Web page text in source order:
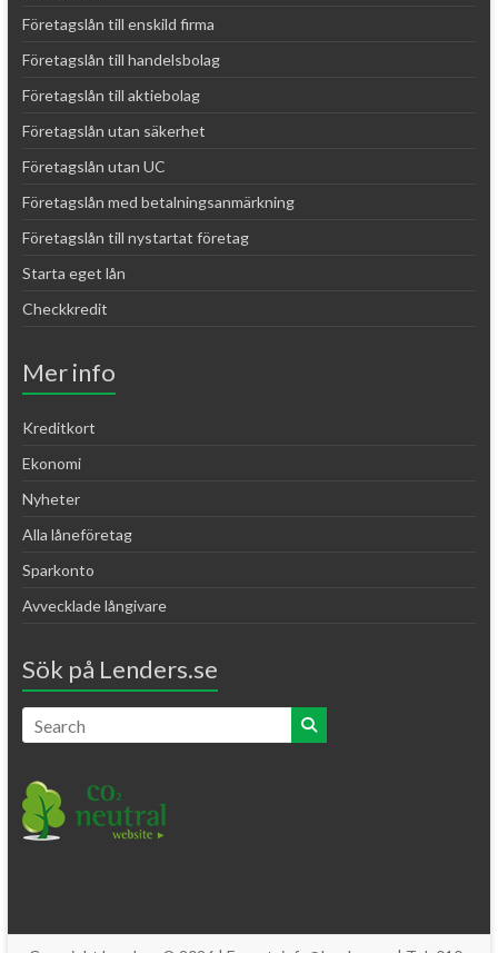
Företagslån till enskild firma
Företagslån till handelsbolag
Företagslån till aktiebolag
Företagslån utan säkerhet
Företagslån utan UC
Företagslån med betalningsanmärkning
Företagslån till nystartat företag
Starta eget lån
Checkkredit
Mer info
Kreditkort
Ekonomi
Nyheter
Alla låneföretag
Sparkonto
Avvecklade långivare
Sök på Lenders.se